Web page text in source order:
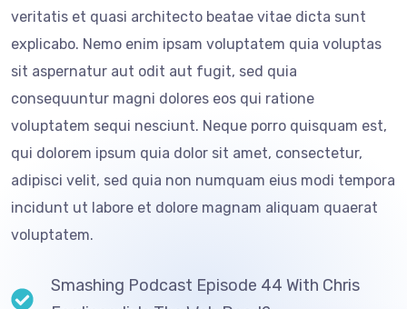
veritatis et quasi architecto beatae vitae dicta sunt
explicabo. Nemo enim ipsam voluptatem quia voluptas
sit aspernatur aut odit aut fugit, sed quia
consequuntur magni dolores eos qui ratione
voluptatem sequi nesciunt. Neque porro quisquam est,
qui dolorem ipsum quia dolor sit amet, consectetur,
adipisci velit, sed quia non numquam eius modi tempora
incidunt ut labore et dolore magnam aliquam quaerat
voluptatem.
Smashing Podcast Episode 44 With Chris